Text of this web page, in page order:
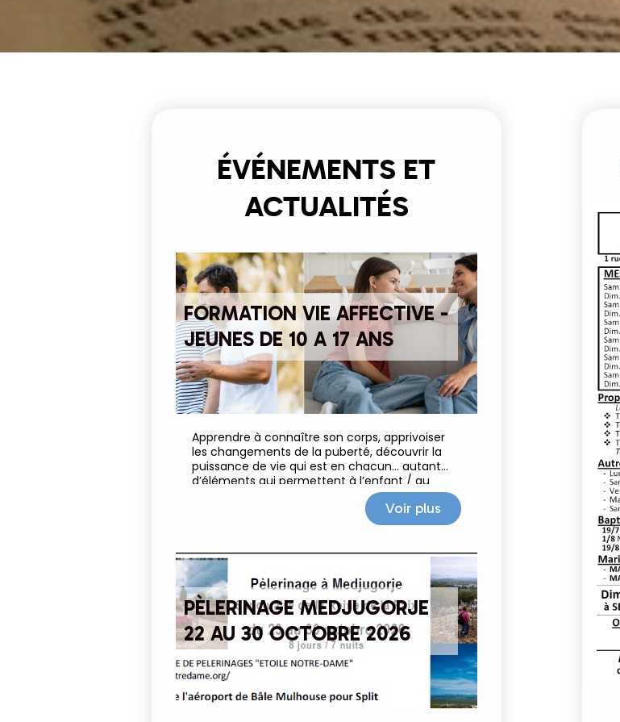
ÉVÉNEMENTS ET
ACTUALITÉS
FORMATION VIE AFFECTIVE -
JEUNES DE 10 A 17 ANS
Apprendre à connaître son corps, apprivoiser
les changements de la puberté, découvrir la
puissance de vie qui est en chacun… autant
d’éléments qui permettent à l’enfant / au
jeune de se sentir valorisé, de prendre soin de
lui et de grandir dans le respect
Voir plus
PÈLERINAGE MEDJUGORJE
22 AU 30 OCTOBRE 2026